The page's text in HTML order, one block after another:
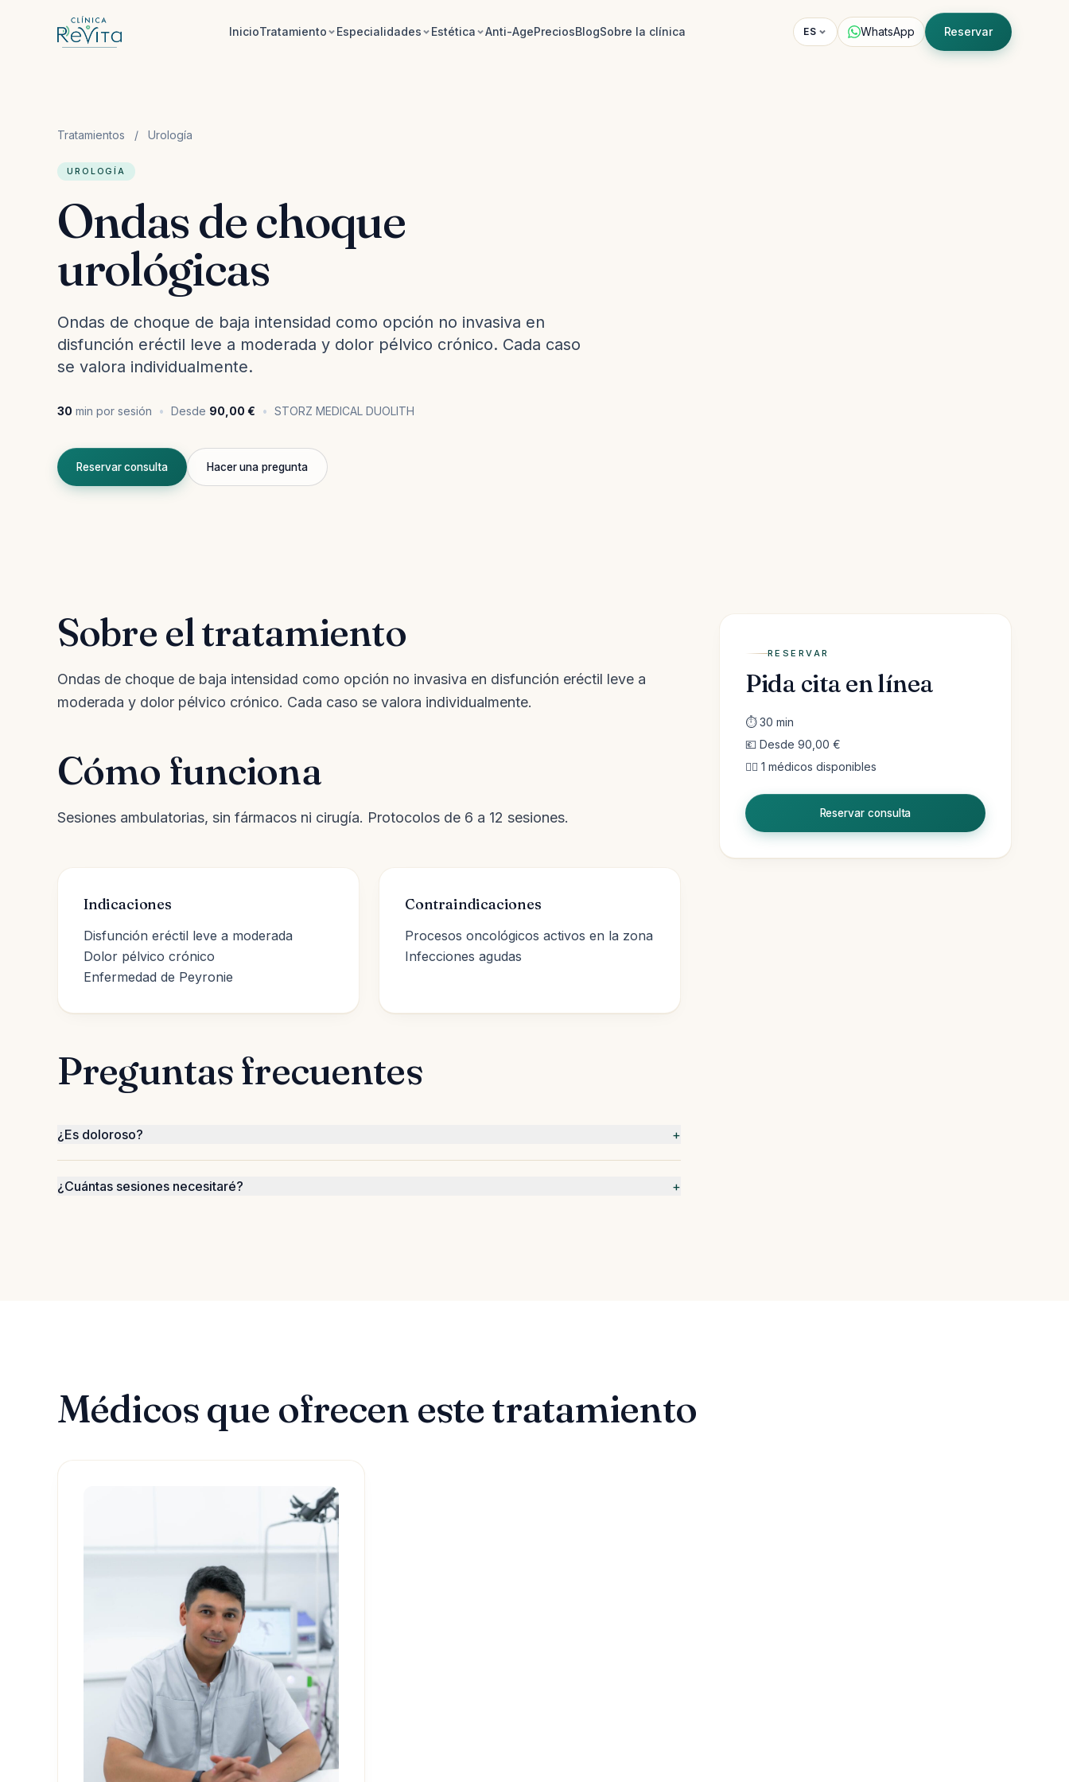
InicioTratamiento Especialidades Estética Anti-AgePreciosBlogSobre la clínica ES WhatsApp Reservar
Tratamientos / Urología
UROLOGÍA
Ondas de choque
urológicas
Ondas de choque de baja intensidad como opción no invasiva en
disfunción eréctil leve a moderada y dolor pélvico crónico. Cada caso
se valora individualmente.
30 min por sesión Desde 90,00 € STORZ MEDICAL DUOLITH
Reservar consulta Hacer una pregunta
Sobre el tratamiento
Ondas de choque de baja intensidad como opción no invasiva en disfunción eréctil leve a
moderada y dolor pélvico crónico. Cada caso se valora individualmente.
Cómo funciona
Sesiones ambulatorias, sin fármacos ni cirugía. Protocolos de 6 a 12 sesiones.
Indicaciones
Disfunción eréctil leve a moderada
Dolor pélvico crónico
Enfermedad de Peyronie
Contraindicaciones
Procesos oncológicos activos en la zona
Infecciones agudas
Preguntas frecuentes
¿Es doloroso? +
¿Cuántas sesiones necesitaré? +
RESERVAR
Pida cita en línea
⏱ 30 min
💶 Desde 90,00 €
👨‍⚕️ 1 médicos disponibles
Reservar consulta
Médicos que ofrecen este tratamiento